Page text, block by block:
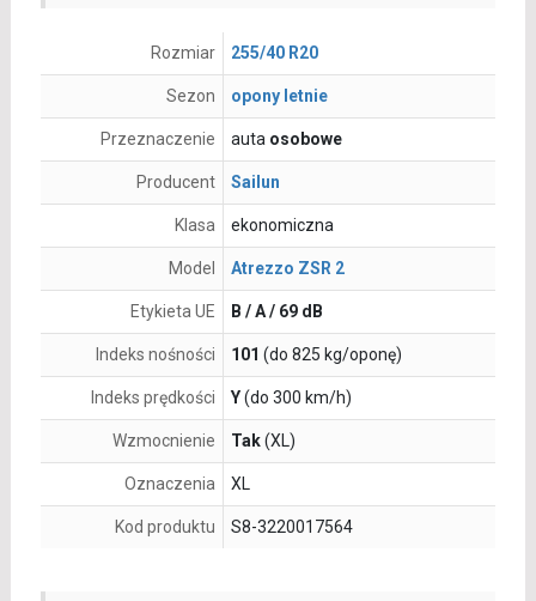
Rozmiar 255/40 R20
Sezon opony letnie
Przeznaczenie auta osobowe
Producent Sailun
Klasa ekonomiczna
Model Atrezzo ZSR 2
Etykieta UE B / A / 69 dB
Indeks nośności 101 (do 825 kg/oponę)
Indeks prędkości Y(do 300 km/h)
Wzmocnienie Tak(XL)
Oznaczenia XL
Kod produktu S8-3220017564